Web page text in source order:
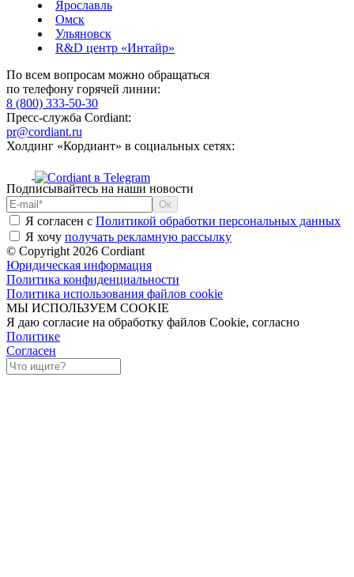
Ярославль
Омск
Ульяновск
R&D центр «Интайр»
По всем вопросам можно обращаться
по телефону горячей линии:
8 (800) 333-50-30
Пресс-служба Cordiant:
pr@cordiant.ru
Холдинг «Кордиант» в социальных сетях:
Подписывайтесь на наши новости
Я согласен с Политикой обработки персональных данных
Я хочу получать рекламную рассылку
© Copyright 2026 Cordiant
Юридическая информация
Политика конфиденциальности
Политика использования файлов cookie
МЫ ИСПОЛЬЗУЕМ COOKIE
Я даю согласие на обработку файлов Cookie, согласно
Политике
Согласен